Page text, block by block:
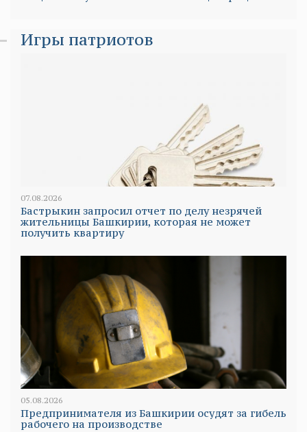
Игры патриотов
07.08.2026
Бастрыкин запросил отчет по делу незрячей
жительницы Башкирии, которая не может
получить квартиру
05.08.2026
Предпринимателя из Башкирии осудят за гибель
рабочего на производстве